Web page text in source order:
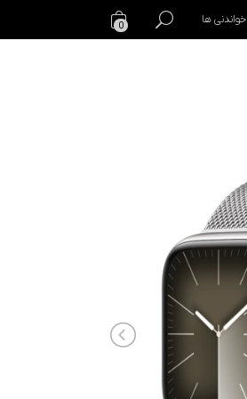
خواندنی ها 0